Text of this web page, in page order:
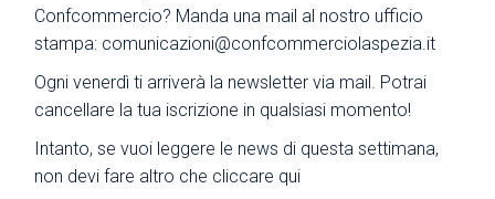
Confcommercio? Manda una mail al nostro ufficio
stampa: comunicazioni@confcommerciolaspezia.it
Ogni venerdì ti arriverà la newsletter via mail. Potrai
cancellare la tua iscrizione in qualsiasi momento!
Intanto, se vuoi leggere le news di questa settimana,
non devi fare altro che cliccare qui